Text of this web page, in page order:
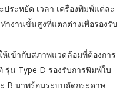
ระหยัด เวลา เครื่องพิมพ์แต่ละ
งานขั้นสูงที่แตกต่างเพื่อรองรับ
เข้ากับสภาพแวดล้อมที่ต้องการ
รุ่น Type D รองรับการพิมพ์ใบ
B มาพร้อมระบบตัดกระดาษ